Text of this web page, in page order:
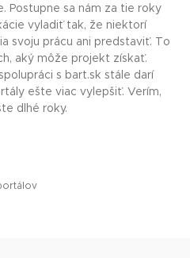
Postupne sa nám za tie roky
vyladiť tak, že niektorí
svoju prácu ani predstaviť. To
aký môže projekt získať.
s bart.sk stále darí
ešte viac vylepšiť. Verím,
dlhé roky.